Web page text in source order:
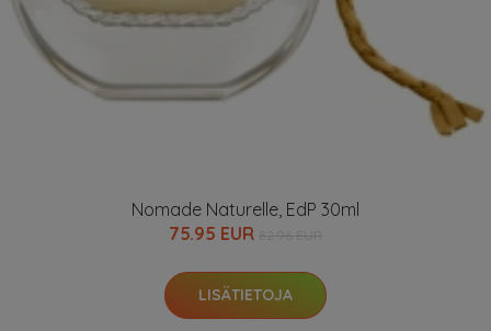
Nomade Naturelle, EdP 30ml
75.95 EUR
LISÄTIETOJA